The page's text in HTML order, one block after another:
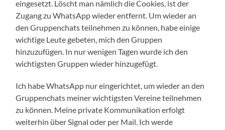
eingesetzt. Löscht man nämlich die Cookies, ist der
Zugang zu WhatsApp wieder entfernt. Um wieder an
den Gruppenchats teilnehmen zu können, habe einige
wichtige Leute gebeten, mich den Gruppen
hinzuzufügen. In nur wenigen Tagen wurde ich den
wichtigsten Gruppen wieder hinzugefügt.
Ich habe WhatsApp nur eingerichtet, um wieder an den
Gruppenchats meiner wichtigsten Vereine teilnehmen
zu können. Meine private Kommunikation erfolgt
weiterhin über Signal oder per Mail. Ich werde